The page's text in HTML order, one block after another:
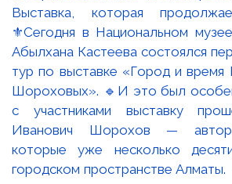
Выставка, которая
⚜️Сегодня в Национальном
Абылхана Кастеева состоялся
тур по выставке «Город и время
Шороховых». 🔹И это был
с участниками выставку
Иванович Шорохов — автор
которые уже несколько
городском пространстве